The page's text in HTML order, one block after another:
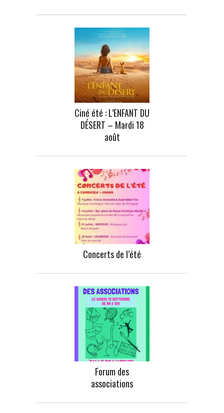
Ciné été : L’ENFANT DU
DÉSERT – Mardi 18
août
Concerts de l’été
Forum des
associations